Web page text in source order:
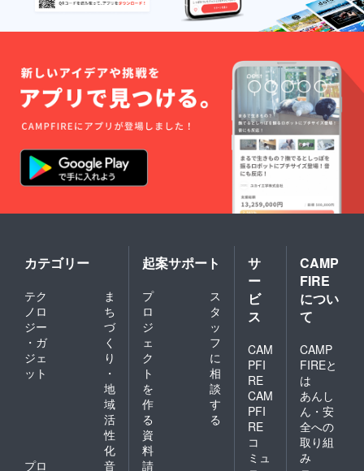
カテゴリー
テク
ノロ
ジー
・ガ
ジェ
ット
ま
ち
づ
く
り
・
地
域
活
性
化
プロ
音
起案サポート
プ
ロ
ジ
ェ
ク
ト
を
作
る
ス
タ
ッ
フ
に
相
談
す
る
資
料
請
サ
ー
ビ
ス
CAM
PFI
RE
CAM
PFI
RE
コ
ミュ
CAMP
FIRE
につい
て
CAMP
FIREと
は
あんし
ん・安
全への
取り組
み